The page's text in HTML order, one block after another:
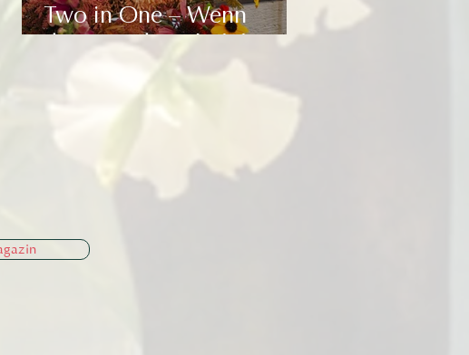
Two in One – Wenn
deine Leidenschaft für
Blumen und Design zu
deiner Karriere wird